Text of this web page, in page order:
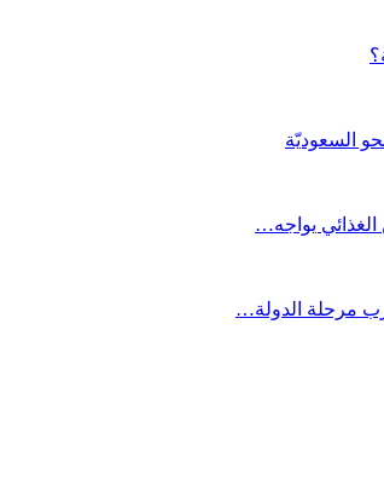
السعوديّة
الغذائي يواجه…